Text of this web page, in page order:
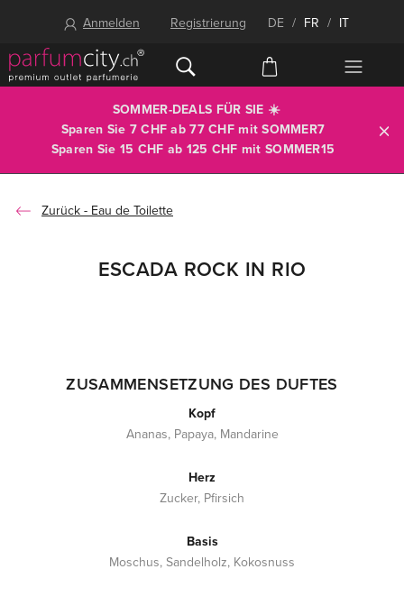
Anmelden Registrierung DE / FR / IT
SOMMER-DEALS FÜR SIE ☀️
Sparen Sie 7 CHF ab 77 CHF mitSOMMER7
Sparen Sie 15 CHF ab 125 CHF mit SOMMER15
Eau de Toilette
ESCADA ROCK IN RIO
ZUSAMMENSETZUNG DES DUFTES
Kopf
Ananas, Papaya, Mandarine
Herz
Zucker, Pfirsich
Basis
Moschus, Sandelholz, Kokosnuss